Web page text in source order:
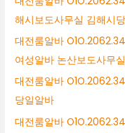
해시보도사무실 김해시
대전룸알바
여성알바 논산보도사무실
대전룸알바
당일알바
대전룸알바